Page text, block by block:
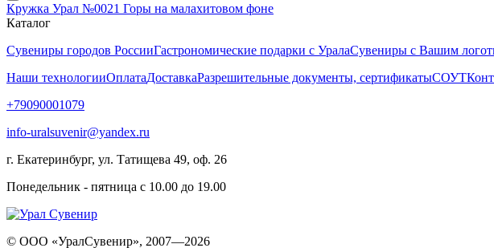
Кружка Урал №0021 Горы на малахитовом фоне
Каталог
Сувениры городов РоссииГастрономические подарки с УралаСувениры с Вашим
Наши технологииОплатаДоставкаРазрешительные документы, сертификатыСОУТ
+79090001079
info-uralsuvenir@yandex.ru
г. Екатеринбург, ул. Татищева 49, оф. 26
Понедельник - пятница с 10.00 до 19.00
© ООО «УралСувенир», 2007—2026